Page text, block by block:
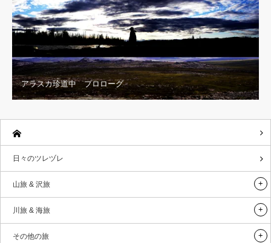
アラスカ珍道中 プロローグ
日々のツレヅレ
山旅 & 沢旅
川旅 & 海旅
その他の旅